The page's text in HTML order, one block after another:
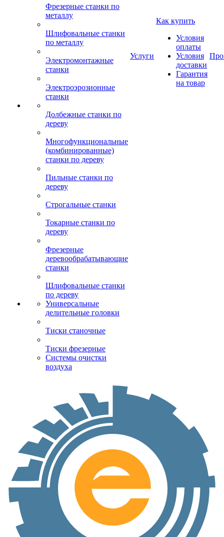
Фрезерные станки по
металлу
Шлифовальные станки
по металлу
Электромонтажные
станки
Электроэрозионные
станки
Долбежные станки по
дереву
Многофункциональные
(комбинированные)
станки по дереву
Пильные станки по
дереву
Строгальные станки
Токарные станки по
дереву
Фрезерные
деревообрабатывающие
станки
Шлифовальные станки
по дереву
Универсальные
делительные головки
Тиски станочные
Тиски фрезерные
Системы очистки
воздуха
Услуги
Как купить
Условия
оплаты
Условия
доставки
Гарантия
на товар